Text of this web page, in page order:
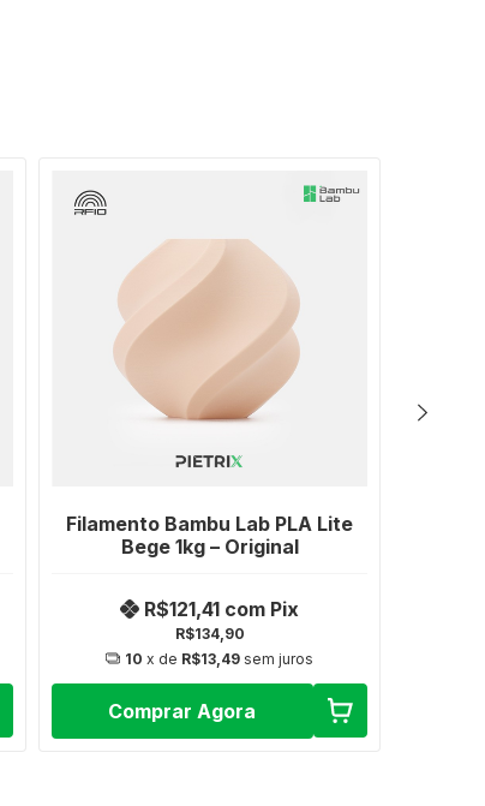
Filamento Bambu Lab PLA Lite
Bege 1kg – Original
R$134,90
R$121,41 com Pix
10 x de R$13,49 sem juros
Comprar Agora